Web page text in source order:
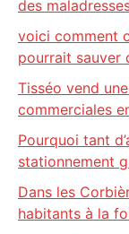
des
voici comment
pourrait sauver
Tisséo vend
commerciales
Pourquoi tant
stationnement
Dans les
habitants à la